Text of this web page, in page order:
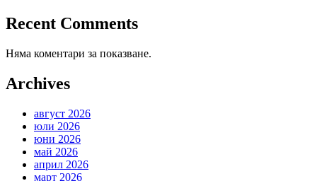
Recent Comments
Няма коментари за показване.
Archives
август 2026
юли 2026
юни 2026
май 2026
април 2026
март 2026